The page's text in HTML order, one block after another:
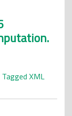
Tagged XML